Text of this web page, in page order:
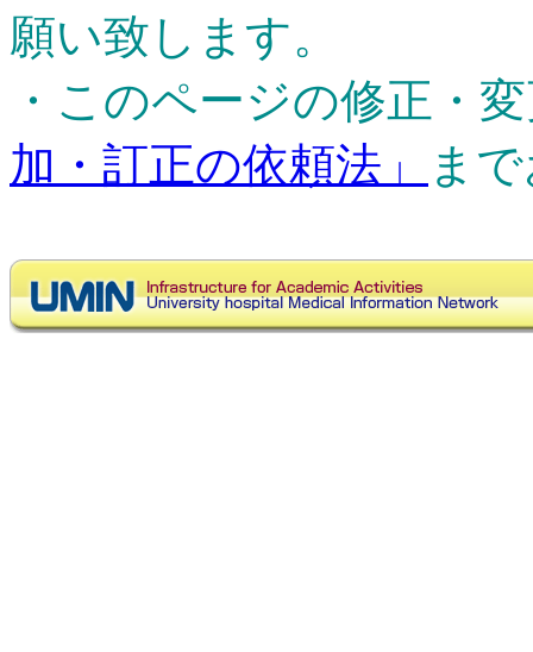
願い致します。
・このページの修正・
加・訂正の依頼法」
ま